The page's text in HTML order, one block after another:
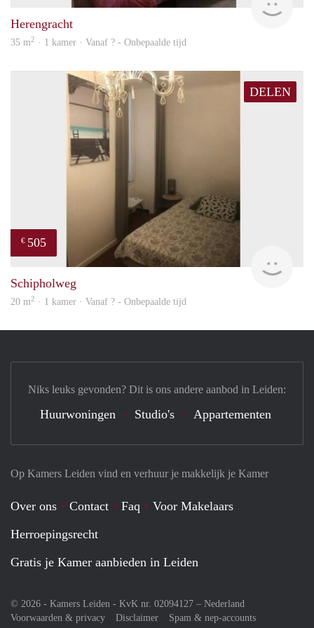
Herengracht
35 m2 · 1 kamer · Vanaf ? - Onbepaalde tijd
DELEN
€ 505
Schipholweg
20 m2 · 1 kamer · Vanaf ? - Onbepaalde tijd
Op Kamers Leiden vind en verhuur je makkelijk je Kamer
Over ons Contact Faq
Voor Makelaars
Herroepingsrecht
Gratis je Kamer aanbieden in Leiden
© 2026 - Kamers Leiden - KvK nr. 02094127 – Nederland
Voorwaarden & privacy
Disclaimer
Spam & nep-accounts
Niks leuks gevonden? Dit is ons andere aanbod in Leiden:
Huurwoningen Studio's Appartementen